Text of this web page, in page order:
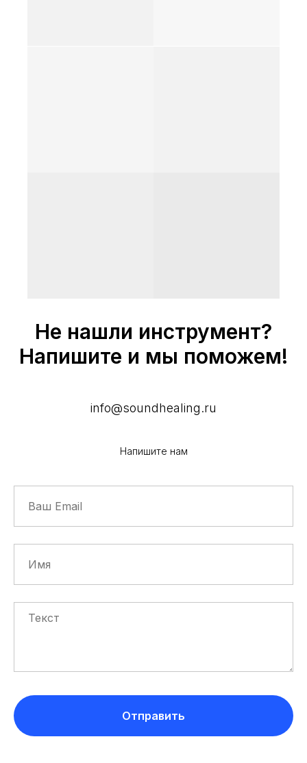
Не нашли инструмент?
Напишите и мы поможем!
info@soundhealing.ru
Напишите нам
Отправить